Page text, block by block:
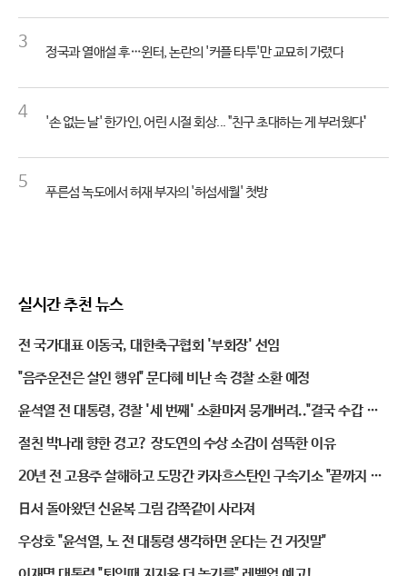
3
정국과 열애설 후…윈터, 논란의 '커플 타투'만 교묘히 가렸다
4
'손 없는 날' 한가인, 어린 시절 회상... "친구 초대하는 게 부러웠다"
5
푸른섬 녹도에서 허재 부자의 '허섬세월' 첫방
실시간 추천 뉴스
전 국가대표 이동국, 대한축구협회 '부회장' 선임
"음주운전은 살인 행위" 문다혜 비난 속 경찰 소환 예정
윤석열 전 대통령, 경찰 '세 번째' 소환마저 뭉개버려.."결국 수갑 채
우나"
절친 박나래 향한 경고? 장도연의 수상 소감이 섬뜩한 이유
20년 전 고용주 살해하고 도망간 카자흐스탄인 구속기소 "끝까지 잡
는다"
日서 돌아왔던 신윤복 그림 감쪽같이 사라져
우상호 "윤석열, 노 전 대통령 생각하면 운다는 건 거짓말"